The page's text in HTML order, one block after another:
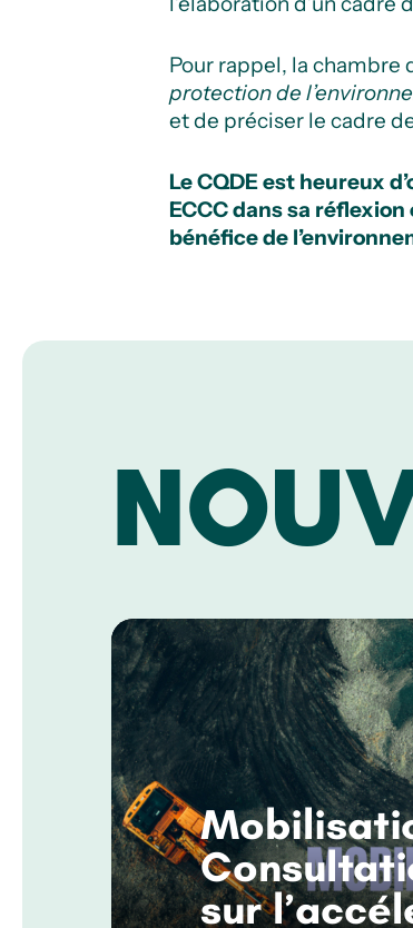
Pour rappel, la
protection de
et de préciser le cadre
Le CQDE est heureux
ECCC dans sa
bénéfice de
sur